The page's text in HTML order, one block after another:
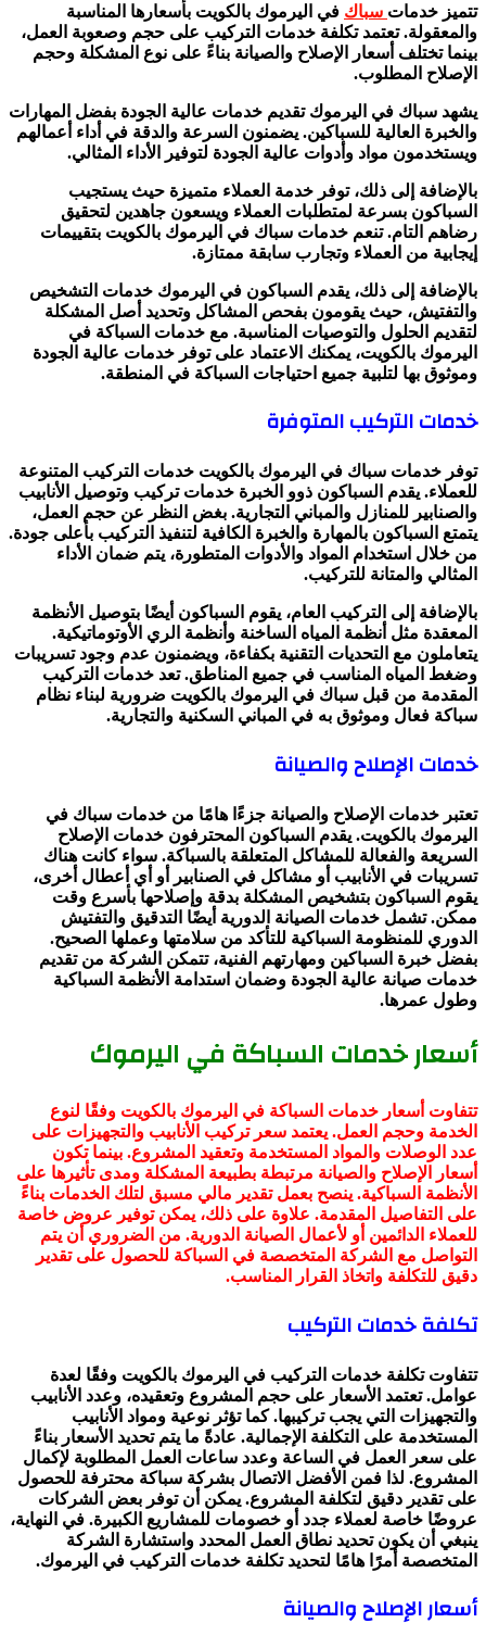
تتميز خدمات سباك في اليرموك بالكويت بأسعارها المناسبة
والمعقولة. تعتمد تكلفة خدمات التركيب على حجم وصعوبة العمل،
بينما تختلف أسعار الإصلاح والصيانة بناءً على نوع المشكلة وحجم
الإصلاح المطلوب.
يشهد سباك في اليرموك تقديم خدمات عالية الجودة بفضل المهارات
والخبرة العالية للسباكين. يضمنون السرعة والدقة في أداء أعمالهم
ويستخدمون مواد وأدوات عالية الجودة لتوفير الأداء المثالي.
بالإضافة إلى ذلك، توفر خدمة العملاء متميزة حيث يستجيب
السباكون بسرعة لمتطلبات العملاء ويسعون جاهدين لتحقيق
رضاهم التام. تنعم خدمات سباك في اليرموك بالكويت بتقييمات
إيجابية من العملاء وتجارب سابقة ممتازة.
بالإضافة إلى ذلك، يقدم السباكون في اليرموك خدمات التشخيص
والتفتيش، حيث يقومون بفحص المشاكل وتحديد أصل المشكلة
لتقديم الحلول والتوصيات المناسبة. مع خدمات السباكة في
اليرموك بالكويت، يمكنك الاعتماد على توفر خدمات عالية الجودة
وموثوق بها لتلبية جميع احتياجات السباكة في المنطقة.
خدمات التركيب المتوفرة
توفر خدمات سباك في اليرموك بالكويت خدمات التركيب المتنوعة
للعملاء. يقدم السباكون ذوو الخبرة خدمات تركيب وتوصيل الأنابيب
والصنابير للمنازل والمباني التجارية. بغض النظر عن حجم العمل،
يتمتع السباكون بالمهارة والخبرة الكافية لتنفيذ التركيب بأعلى جودة.
من خلال استخدام المواد والأدوات المتطورة، يتم ضمان الأداء
المثالي والمتانة للتركيب.
بالإضافة إلى التركيب العام، يقوم السباكون أيضًا بتوصيل الأنظمة
المعقدة مثل أنظمة المياه الساخنة وأنظمة الري الأوتوماتيكية.
يتعاملون مع التحديات التقنية بكفاءة، ويضمنون عدم وجود تسريبات
وضغط المياه المناسب في جميع المناطق. تعد خدمات التركيب
المقدمة من قبل سباك في اليرموك بالكويت ضرورية لبناء نظام
سباكة فعال وموثوق به في المباني السكنية والتجارية.
خدمات الإصلاح والصيانة
تعتبر خدمات الإصلاح والصيانة جزءًا هامًا من خدمات سباك في
اليرموك بالكويت. يقدم السباكون المحترفون خدمات الإصلاح
السريعة والفعالة للمشاكل المتعلقة بالسباكة. سواء كانت هناك
تسريبات في الأنابيب أو مشاكل في الصنابير أو أي أعطال أخرى،
يقوم السباكون بتشخيص المشكلة بدقة وإصلاحها بأسرع وقت
ممكن. تشمل خدمات الصيانة الدورية أيضًا التدقيق والتفتيش
الدوري للمنظومة السباكية للتأكد من سلامتها وعملها الصحيح.
بفضل خبرة السباكين ومهارتهم الفنية، تتمكن الشركة من تقديم
خدمات صيانة عالية الجودة وضمان استدامة الأنظمة السباكية
وطول عمرها.
أسعار خدمات السباكة في اليرموك
تتفاوت أسعار خدمات السباكة في اليرموك بالكويت وفقًا لنوع
الخدمة وحجم العمل. يعتمد سعر تركيب الأنابيب والتجهيزات على
عدد الوصلات والمواد المستخدمة وتعقيد المشروع. بينما تكون
أسعار الإصلاح والصيانة مرتبطة بطبيعة المشكلة ومدى تأثيرها على
الأنظمة السباكية. ينصح بعمل تقدير مالي مسبق لتلك الخدمات بناءً
على التفاصيل المقدمة. علاوة على ذلك، يمكن توفير عروض خاصة
للعملاء الدائمين أو لأعمال الصيانة الدورية. من الضروري أن يتم
التواصل مع الشركة المتخصصة في السباكة للحصول على تقدير
دقيق للتكلفة واتخاذ القرار المناسب.
تكلفة خدمات التركيب
تتفاوت تكلفة خدمات التركيب في اليرموك بالكويت وفقًا لعدة
عوامل. تعتمد الأسعار على حجم المشروع وتعقيده، وعدد الأنابيب
والتجهيزات التي يجب تركيبها. كما تؤثر نوعية ومواد الأنابيب
المستخدمة على التكلفة الإجمالية. عادةً ما يتم تحديد الأسعار بناءً
على سعر العمل في الساعة وعدد ساعات العمل المطلوبة لإكمال
المشروع. لذا فمن الأفضل الاتصال بشركة سباكة محترفة للحصول
على تقدير دقيق لتكلفة المشروع. يمكن أن توفر بعض الشركات
عروضًا خاصة لعملاء جدد أو خصومات للمشاريع الكبيرة. في النهاية،
ينبغي أن يكون تحديد نطاق العمل المحدد واستشارة الشركة
المتخصصة أمرًا هامًا لتحديد تكلفة خدمات التركيب في اليرموك.
أسعار الإصلاح والصيانة